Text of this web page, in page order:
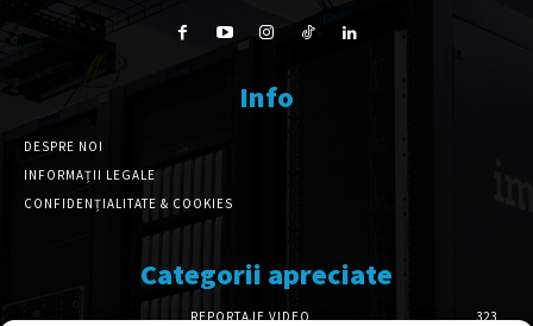
Info
DESPRE NOI
INFORMAȚII LEGALE
CONFIDENȚIALITATE & COOKIES
Categorii apreciate
REPORTAJE VIDEO 323